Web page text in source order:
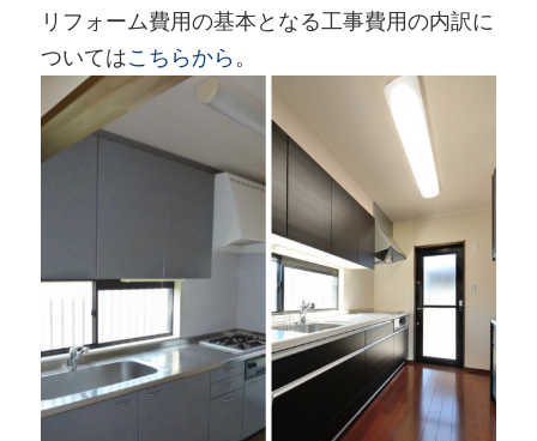
リフォーム費用の基本となる工事費用の内訳に
ついてはこちらから 。